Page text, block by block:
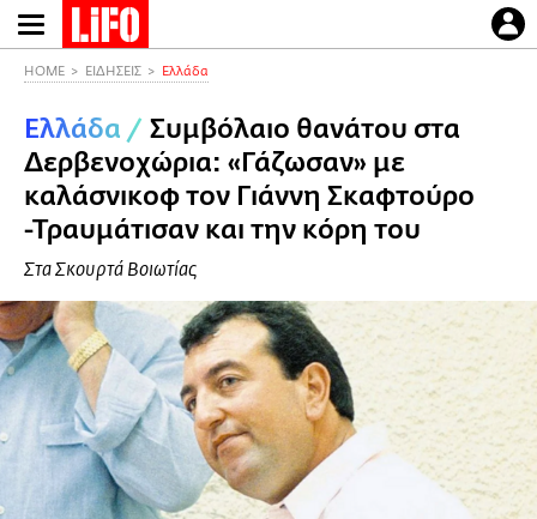
Παράκαμψη
προς
περιεχόμενο
HOME ΕΙΔΗΣΕΙΣ Ελλάδα
Ελλάδα / Συμβόλαιο θανάτου στα
Δερβενοχώρια: «Γάζωσαν» με
καλάσνικοφ τον Γιάννη Σκαφτούρο
-Τραυμάτισαν και την κόρη του
Στα Σκουρτά Βοιωτίας